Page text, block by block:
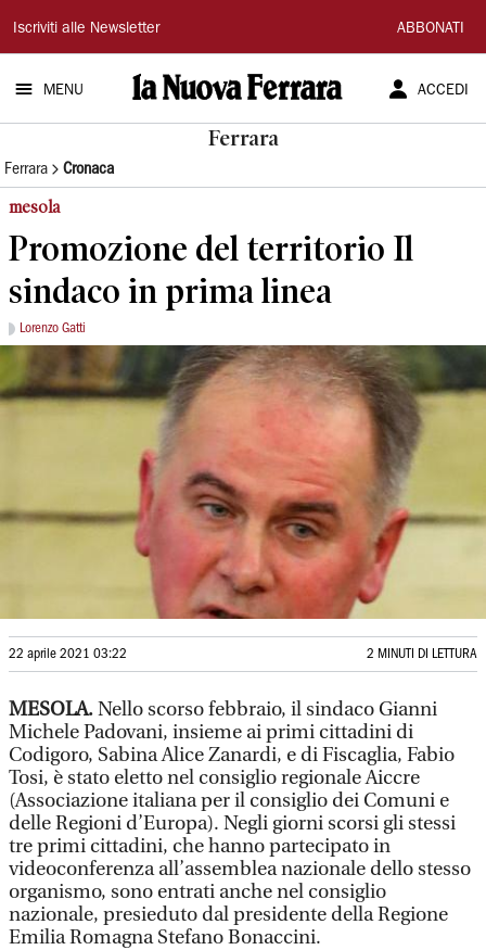
La
Nuova
Ferrara
Iscriviti alle Newsletter ABBONATI
MENU ACCEDI
Ferrara
Ferrara Cronaca
mesola
Promozione del territorio Il
sindaco in prima linea
Lorenzo Gatti
22 aprile 2021 03:22 2 MINUTI DI LETTURA
MESOLA.Nello scorso febbraio, il sindaco Gianni
Michele Padovani, insieme ai primi cittadini di
Codigoro, Sabina Alice Zanardi, e di Fiscaglia, Fabio
Tosi, è stato eletto nel consiglio regionale Aiccre
(Associazione italiana per il consiglio dei Comuni e
delle Regioni d’Europa). Negli giorni scorsi gli stessi
tre primi cittadini, che hanno partecipato in
videoconferenza all’assemblea nazionale dello stesso
organismo, sono entrati anche nel consiglio
nazionale, presieduto dal presidente della Regione
Emilia Romagna Stefano Bonaccini.